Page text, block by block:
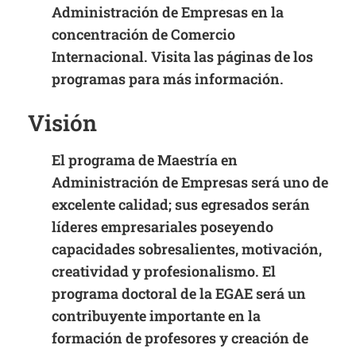
Administración de Empresas en la
concentración de Comercio
Internacional. Visita las páginas de los
programas para más información.
Visión
El programa de Maestría en
Administración de Empresas será uno de
excelente calidad; sus egresados serán
líderes empresariales poseyendo
capacidades sobresalientes, motivación,
creatividad y profesionalismo. El
programa doctoral de la EGAE será un
contribuyente importante en la
formación de profesores y creación de